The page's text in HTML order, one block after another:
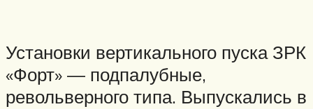
Установки вертикального пуска ЗРК
«Форт» — подпалубные,
револьверного типа. Выпускались в